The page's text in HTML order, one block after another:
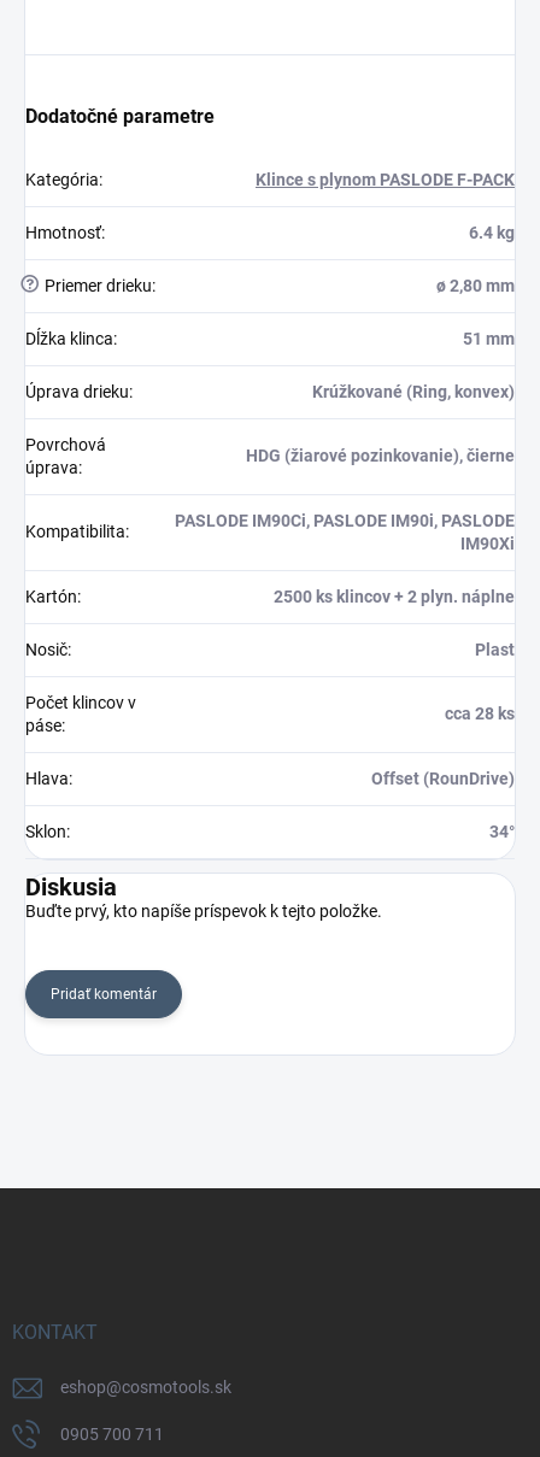
Dodatočné parametre
Kategória: Klince s plynom PASLODE F-PACK
Hmotnosť: 6.4 kg
? Priemer drieku: ø 2,80 mm
Dĺžka klinca: 51 mm
Úprava drieku: Krúžkované (Ring, konvex)
Povrchová
úprava:
HDG (žiarové pozinkovanie), čierne
Kompatibilita:
PASLODE IM90Ci, PASLODE IM90i, PASLODE
IM90Xi
Kartón: 2500 ks klincov + 2 plyn. náplne
Nosič: Plast
Počet klincov v
páse:
cca 28 ks
Hlava: Offset (RounDrive)
Sklon: 34°
Diskusia
Buďte prvý, kto napíše príspevok k tejto položke.
Pridať komentár
KONTAKT
eshop@cosmotools.sk
0905 700 711